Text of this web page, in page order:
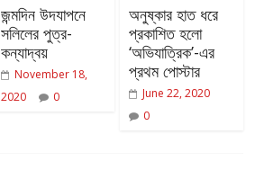
জন্মদিন উদযাপনে
সলিলের পুত্র-
কন্যাদ্বয়
November 18,
2020
0
অনুষ্কার হাত ধরে
প্রকাশিত হলো
‘অভিযাত্রিক’-এর
প্রথম পোস্টার
June 22, 2020
0